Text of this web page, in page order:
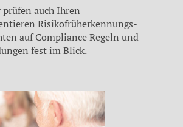
auch Ihren
Risikofrüherkennungs-
auf Compliance Regeln und
fest im Blick.